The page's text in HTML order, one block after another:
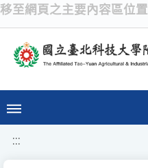
移至網頁之主要內容區位置
:::